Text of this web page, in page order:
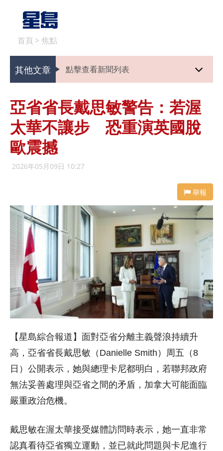
首頁 > 焦點
其他文章 點擊查看新聞列表
亞省省長戴思敏警告：若渥
太華不讓步 恐重演英國脫
歐震撼
2026年05月09日 10:27
舉報
【星島綜合報道】面對亞省分離主義聲浪持續升
高，亞省省長戴思敏（Danielle Smith）周五（8
日）公開表示，她與總理卡尼都明白，若聯邦政府
無法妥善處理與亞省之間的矛盾，加拿大可能面臨
嚴重政治危機。
戴思敏在渥太華接受媒體訪問時表示，她一直非常
認真看待亞省獨立運動，並已就此問題與卡尼進行